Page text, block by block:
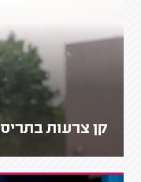
קן צרעות בתריס